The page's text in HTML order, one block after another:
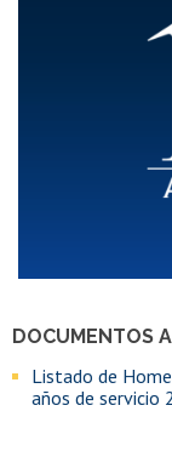
DOCUMENTOS
Listado de
años de servicio